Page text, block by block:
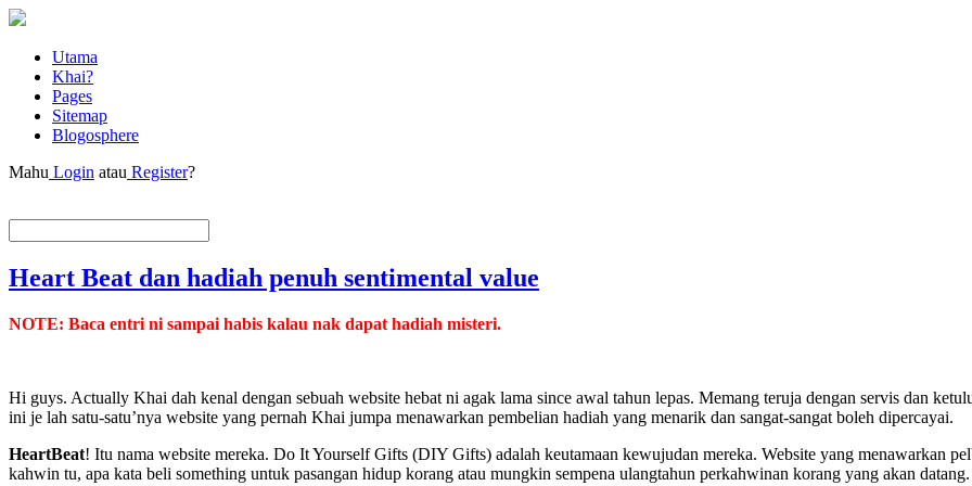
Utama
Khai?
Pages
Sitemap
Blogosphere
Mahu Login atau Register?
Heart Beat dan hadiah penuh sentimental value
NOTE: Baca entri ni sampai habis kalau nak dapat hadiah misteri.
Hi guys. Actually Khai dah kenal dengan sebuah website hebat ni agak lama since awal tahun lepas. Memang teruja dengan servis dan
ini je lah satu-satu’nya website yang pernah Khai jumpa menawarkan pembelian hadiah yang menarik dan sangat-sangat boleh dipercayai.
HeartBeat! Itu nama website mereka. Do It Yourself Gifts (DIY Gifts) adalah keutamaan kewujudan mereka. Website yang menawarkan
kahwin tu, apa kata beli something untuk pasangan hidup korang atau mungkin sempena ulangtahun perkahwinan korang yang akan